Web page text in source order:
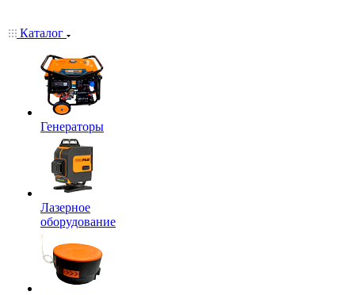
Каталог
Генераторы
Лазерное
оборудование